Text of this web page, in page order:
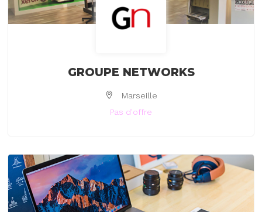
GROUPE NETWORKS
Marseille
Pas d'offre